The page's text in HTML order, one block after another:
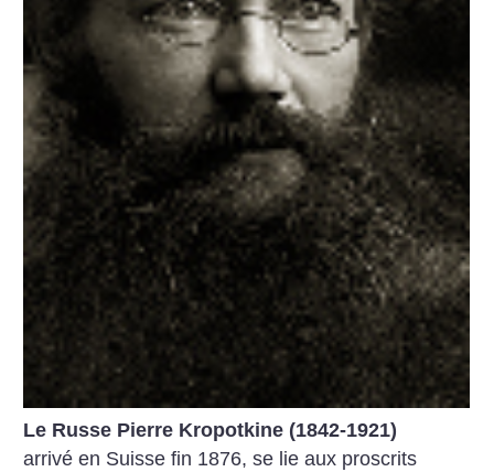
Le Russe Pierre Kropotkine (1842-1921)
arrivé en Suisse fin 1876, se lie aux proscrits